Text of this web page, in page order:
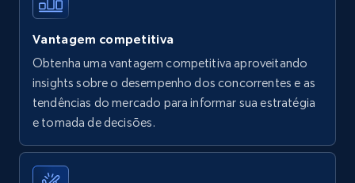
5.6K+ 878+
Walmart - products - Find new products by
using specific category URL
URL, Final price, Sku, Currency, Gtin,
Specifications, Image urls, Top reviews, and
Vantagem competitiva
Obtenha uma vantagem competitiva aproveitando
insights sobre o desempenho dos concorrentes e as
tendências do mercado para informar sua estratégia
e tomada de decisões.